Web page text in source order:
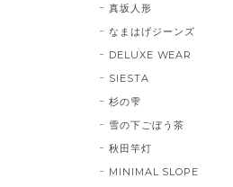
真坂人形
なまはげジーンズ
DELUXE WEAR
SIESTA
杉の雫
雪の下ごぼう茶
秋田竿灯
MINIMAL SLOPE